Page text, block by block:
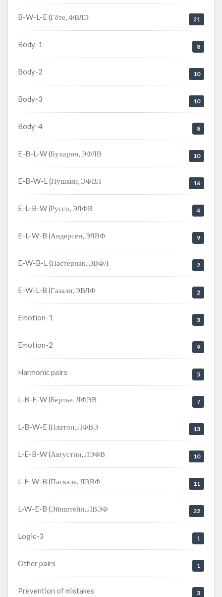
B-W-L-E (Гёте, ФВЛЭ 21
Body-1 8
Body-2 10
Body-3 10
Body-4 8
E-B-L-W (Бухарин, ЭФЛВ 10
E-B-W-L (Пушкин, ЭФВЛ 16
E-L-B-W (Руссо, ЭЛФВ 4
E-L-W-B (Андерсен, ЭЛВФ 9
E-W-B-L (Пастернак, ЭВФЛ 2
E-W-L-B (Газали, ЭВЛФ 2
Emotion-1 3
Emotion-2 9
Harmonic pairs 5
L-B-E-W (Бертье, ЛФЭВ 7
L-B-W-E (Платон, ЛФВЭ 13
L-E-B-W (Августин, ЛЭФВ 10
L-E-W-B (Паскаль, ЛЭВФ 11
L-W-E-B (Эйнштейн, ЛВЭФ 22
Logic-3 1
Other pairs 1
Prevention of mistakes 3